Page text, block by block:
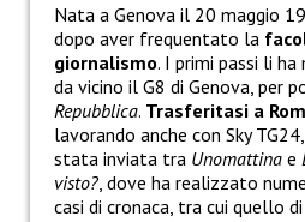
Nata a Genova il 20 maggio
dopo aver frequentato la
giornalismo. I primi passi li
da vicino il G8 di Genova, per
Repubblica. Trasferitasi a
lavorando anche con Sky
stata inviata tra Unomattina e
visto? , dove ha realizzato
casi di cronaca, tra cui quello